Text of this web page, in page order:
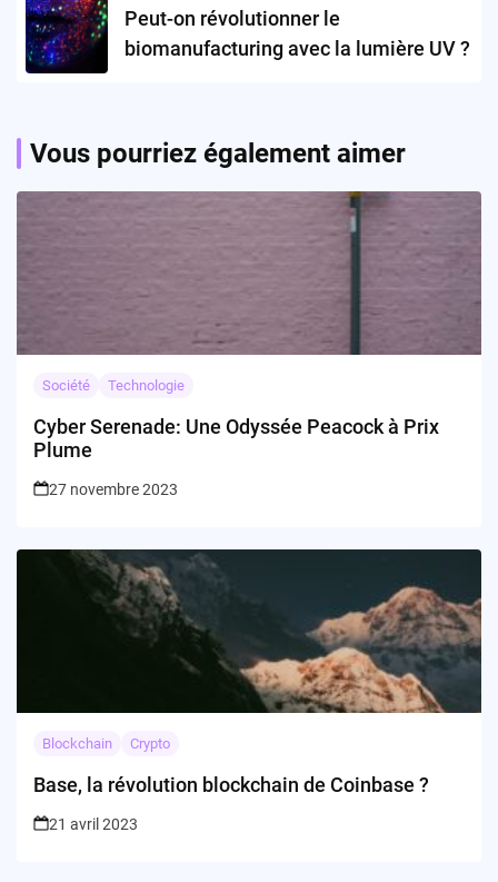
Peut-on révolutionner le
biomanufacturing avec la lumière UV ?
Vous pourriez également aimer
Société Technologie
Cyber Serenade: Une Odyssée Peacock à Prix
Plume
27 novembre 2023
Blockchain Crypto
Base, la révolution blockchain de Coinbase ?
21 avril 2023